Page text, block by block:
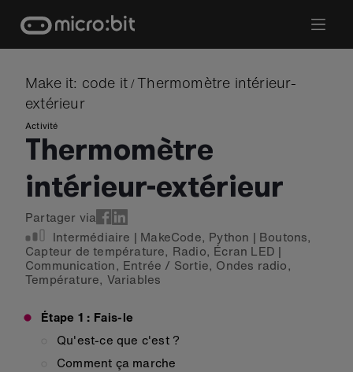
content
Make it: code it /Thermomètre intérieur-
extérieur
Activité
Thermomètre
intérieur-extérieur
Partager via
Intermédiaire | MakeCode, Python | Boutons,
Capteur de température, Radio, Écran LED |
Communication, Entrée / Sortie, Ondes radio,
Température, Variables
Étape 1 : Fais-le
Qu'est-ce que c'est ?
Comment ça marche